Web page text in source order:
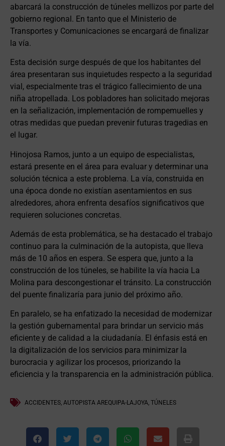
abarcará la construcción de túneles mellizos por parte del
gobierno regional. En tanto que el Ministerio de
Transportes y Comunicaciones se encargará de finalizar
la vía.
Esta decisión surge después de que los habitantes del
área presentaran sus inquietudes respecto a la seguridad
vial, especialmente tras el trágico fallecimiento de una
niña atropellada. Los pobladores han solicitado mejoras
en la señalización, implementación de rompemuelles y
otras medidas que puedan prevenir futuras tragedias en
el lugar.
Hinojosa Ramos, junto a un equipo de especialistas,
estará presente en el área para evaluar y determinar una
solución técnica a este problema. La vía, construida en
una época donde no existían asentamientos en sus
alrededores, ahora enfrenta desafíos significativos que
requieren soluciones concretas.
Además de esta problemática, se ha destacado el trabajo
continuo para la culminación de la autopista, que lleva
más de 10 años en espera. Se espera que, junto a la
construcción de los túneles, se habilite la vía hacia La
Molina para descongestionar el tránsito. La construcción
del puente finalizaría para junio del próximo año.
En paralelo, se ha enfatizado la necesidad de modernizar
la gestión gubernamental para brindar un servicio más
eficiente y de calidad a la ciudadanía. El énfasis está en
la digitalización de los servicios para minimizar la
burocracia y agilizar los procesos, priorizando la
eficiencia y la transparencia en la administración pública.
ACCIDENTES AUTOPISTA AREQUIPA-LAJOYA TÚNELES